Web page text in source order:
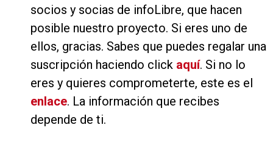
socios y socias de infoLibre, que hacen
posible nuestro proyecto. Si eres uno de
ellos, gracias. Sabes que puedes regalar una
suscripción haciendo click aquí. Si no lo
eres y quieres comprometerte, este es el
enlace. La información que recibes
depende de ti.